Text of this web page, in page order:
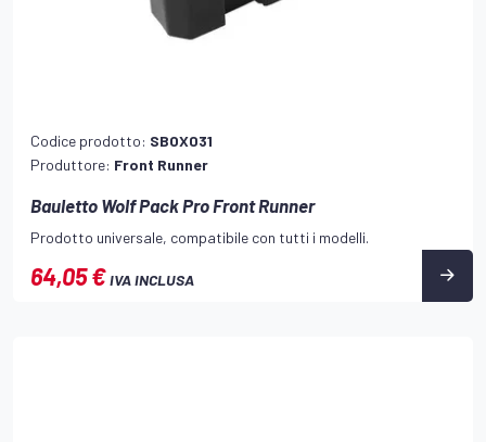
Codice prodotto: SBOX031
Produttore: Front Runner
Bauletto Wolf Pack Pro Front Runner
Prodotto universale, compatibile con tutti i modelli.
64,05 €IVA INCLUSA